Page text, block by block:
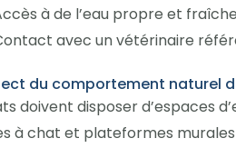
à de l’eau propre et
avec un vétérinaire
du comportement naturel
doivent disposer d’espaces
à chat et plateformes murales